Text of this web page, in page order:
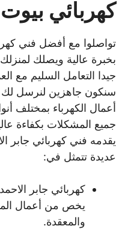
كهربائي بيوت
تواصلوا مع أفضل فني
بخبرة عالية ويصلك
جيدا التعامل السليم مع
سنكون جاهزين لنرسل
أعمال الكهرباء بمختلف
جميع المشكلات بكفاءة
يقدمه فني كهربائي جابر
عديدة تتمثل في:
كهربائي جابر
يخص من أعمال
والمعقدة.